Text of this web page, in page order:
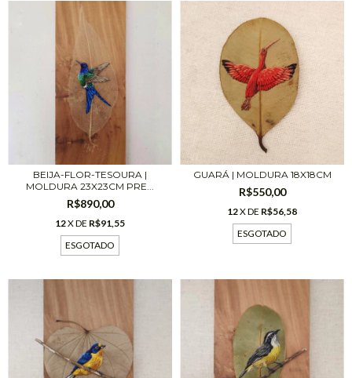
BEIJA-FLOR-TESOURA |
MOLDURA 23X23CM PRE...
R$890,00
12X DE R$91,55
ESGOTADO
GUARÁ | MOLDURA 18X18CM
R$550,00
12X DE R$56,58
ESGOTADO